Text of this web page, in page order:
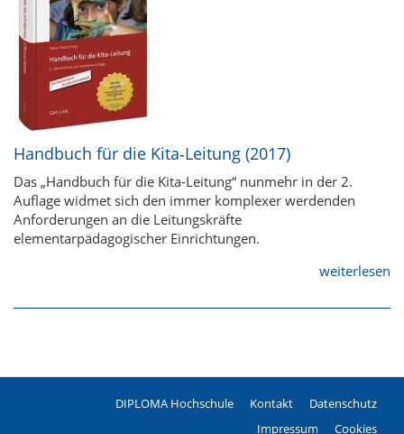
Handbuch für die Kita‐Leitung (2017)
Das „Handbuch für die Kita‐Leitung“ nunmehr in der 2.
Auflage widmet sich den immer komplexer werdenden
Anforderungen an die Leitungskräfte
elementarpädagogischer Einrichtungen.
weiterlesen
DIPLOMA Hochschule Kontakt
Datenschutz
Impressum
Cookies